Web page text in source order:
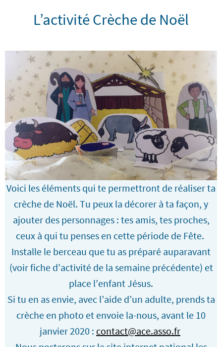
L’activité Crèche de Noël
Voici les éléments qui te permettront de réaliser ta
crèche de Noël. Tu peux la décorer à ta façon, y
ajouter des personnages : tes amis, tes proches,
ceux à qui tu penses en cette période de Fête.
Installe le berceau que tu as préparé auparavant
(voir fiche d’activité de la semaine précédente) et
place l’enfant Jésus.
Si tu en as envie, avec l’aide d’un adulte, prends ta
crèche en photo et envoie la-nous, avant le 10
janvier 2020 : contact@ace.asso.fr